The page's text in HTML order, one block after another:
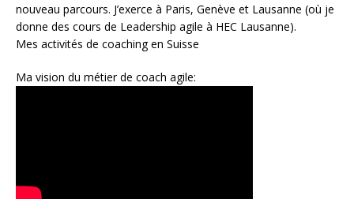
nouveau parcours. J’exerce à Paris, Genève et Lausanne (où je
donne des cours de Leadership agile à HEC Lausanne).
Mes activités de coaching en Suisse
Ma vision du métier de coach agile: